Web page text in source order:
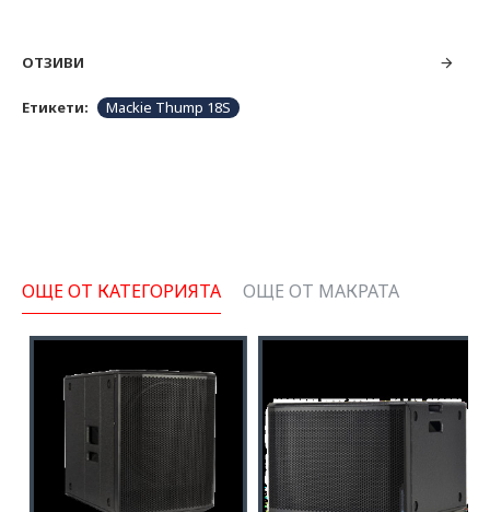
ОТЗИВИ
Етикети: Mackie Thump 18S
ОЩЕ ОТ КАТЕГОРИЯТА ОЩЕ ОТ МАКРАТА